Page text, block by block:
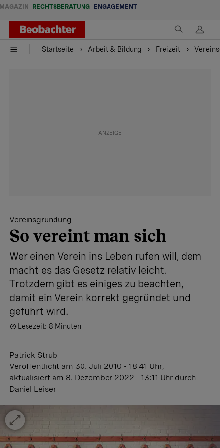
MAGAZIN RECHTSBERATUNG ENGAGEMENT
Startseite Arbeit & Bildung Freizeit
Vereinsgründung
So vereint man sich
Wer einen Verein ins Leben rufen will, dem
macht es das Gesetz relativ leicht.
Trotzdem gibt es ­einiges zu beachten,
damit ein Verein korrekt gegründet und
geführt wird.
Lesezeit: 8 Minuten
Patrick Strub
Veröffentlicht am 30. Juli 2010 - 18:41 Uhr,
aktualisiert am 8. Dezember 2022 - 13:11 Uhr durch
Daniel Leiser